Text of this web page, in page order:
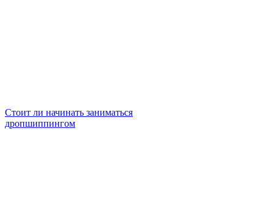
Стоит ли начинать заниматься
дропшиппингом